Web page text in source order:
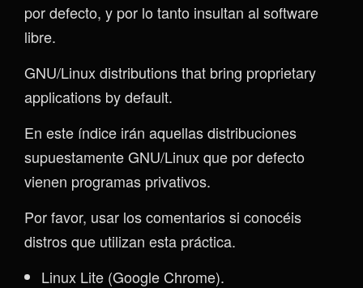
por defecto, y por lo tanto insultan al software
libre.
GNU/Linux distributions that bring proprietary
applications by default.
En este índice irán aquellas distribuciones
supuestamente GNU/Linux que por defecto
vienen programas privativos.
Por favor, usar los comentarios si conocéis
distros que utilizan esta práctica.
Linux Lite (Google Chrome).